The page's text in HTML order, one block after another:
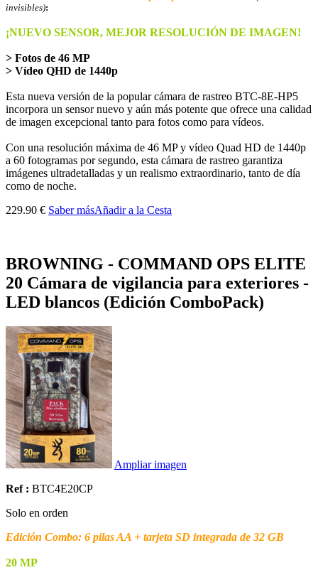
invisibles):
¡NUEVO SENSOR, MEJOR RESOLUCIÓN DE IMAGEN!
> Fotos de 46 MP
> Vídeo QHD de 1440p
Esta nueva versión de la popular cámara de rastreo BTC-8E-HP5
incorpora un sensor nuevo y aún más potente que ofrece una calidad
de imagen excepcional tanto para fotos como para vídeos.
Con una resolución máxima de 46 MP y vídeo Quad HD de 1440p
a 60 fotogramas por segundo, esta cámara de rastreo garantiza
imágenes ultradetalladas y un realismo extraordinario, tanto de día
como de noche.
229.90 € Saber másAñadir a la Cesta
BROWNING - COMMAND OPS ELITE
20 Cámara de vigilancia para exteriores -
LED blancos (Edición ComboPack)
Ampliar imagen
Ref : BTC4E20CP
Solo en orden
Edición Combo: 6 pilas AA + tarjeta SD integrada de 32 GB
20 MP